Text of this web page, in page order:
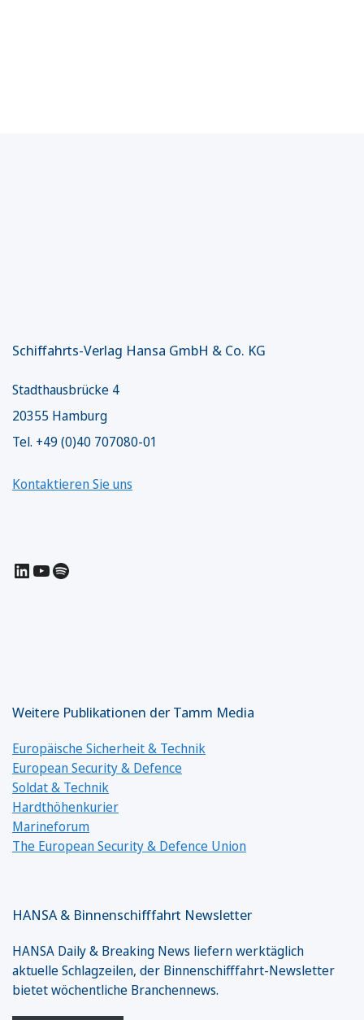
Schiffahrts-Verlag Hansa GmbH & Co. KG
Stadthausbrücke 4
20355 Hamburg
Tel. +49 (0)40 707080-01
Kontaktieren Sie uns
LinkedIn
YouTube
Spotify
Weitere Publikationen der Tamm Media
Europäische Sicherheit & Technik
European Security & Defence
Soldat & Technik
Hardthöhenkurier
Marineforum
The European Security & Defence Union
HANSA & Binnenschifffahrt Newsletter
HANSA Daily & Breaking News liefern werktäglich
aktuelle Schlagzeilen, der Binnenschifffahrt-Newsletter
bietet wöchentliche Branchennews.